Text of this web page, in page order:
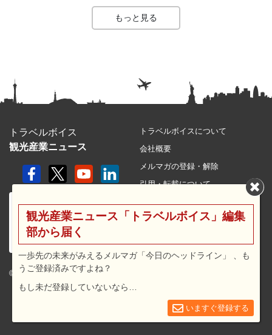
もっと見る
トラベルボイス
観光産業ニュース
© 2026 travel voice.
トラベルボイスについて
会社概要
メルマガの登録・解除
引用・転載について
利用規約
広告メニュー・料金
観光産業ニュース「トラベルボイス」編集
部から届く
一歩先の未来がみえるメルマガ「今日のヘッドライン」 、も
うご登録済みですよね？
もし未だ登録していないなら…
いますぐ登録する